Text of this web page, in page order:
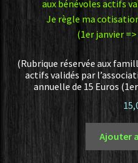
(Rubrique réservée aux
actifs validés par
annuelle de 15 Euros
Ajouter